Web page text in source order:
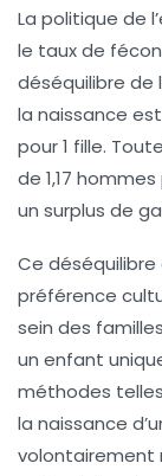
La politique de
le taux de
déséquilibre de
la naissance
pour 1 fille.
de 1,17 hommes
un surplus de
Ce
préférence
sein des
un enfant
méthodes
la naissance
volontairement